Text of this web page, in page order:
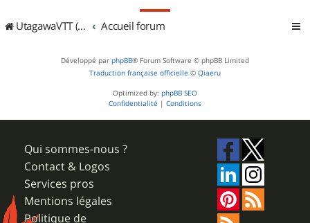
UtagawaVTT (Randos VTT et VTTAE avec traces GPS) Accueil forum
Développé par phpBB® Forum Software © phpBB Limited
Traduction française officielle © Qiaeru
Optimized by: phpBB SEO
Confidentialité | Conditions
Qui sommes-nous ?
Contact & Logos
Services pros
Mentions légales
Politique de